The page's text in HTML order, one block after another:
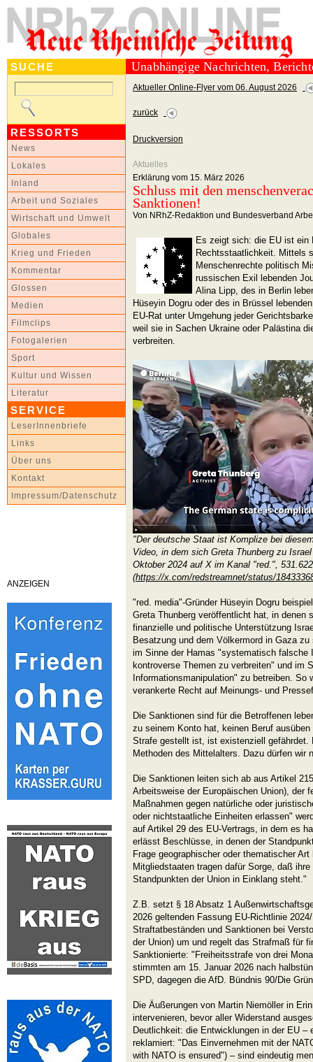
SUCHE
RESSORTS
News
Lokales
Inland
Arbeit und Soziales
Wirtschaft und Umwelt
Globales
Krieg und Frieden
Kommentar
Glossen
Medien
Filmclips
Fotogalerien
Sport
Kultur und Wissen
Literatur
SERVICE
LeserInnenbriefe
Links
Über uns
Kontakt
Impressum/Datenschutz
ANZEIGEN
Unabhängige Nachrichten,
Aktueller Online-Flyer vom 06. August 2026
zurück
Druckversion
Aktuelles
Erklärung vom 15. März 2026
Schluss mit den
Sanktionen!
Von NRhZ-Redaktion und Bundesverband
Es zeigt sich: die EU ist ein
Rechtsstaatlichkeit. Mittels
Menschenrechte politisch
russischen Exil lebenden
Alina Lipp, des in Berlin
Hüseyin Dogru oder des in Brüssel
EU-Rat unter Umgehung jeder
weil sie in Sachen Ukraine oder Palästina
verbreiten.
"Der deutsche Staat ist Komplize bei
Video, in dem sich Greta Thunberg zu
Oktober 2024 auf X im Kanal "red.",
(https://x.com/redstreamnet/status/
"red. media"-Gründer Hüseyin Dogru
Greta Thunberg veröffentlicht hat, in denen
finanzielle und politische Unterstützung
Besatzung und dem Völkermord in Gaza
im Sinne der Hamas "systematisch falsche
kontroverse Themen zu verbreiten" und im
Informationsmanipulation" zu betreiben. So
verankerte Recht auf Meinungs- und
Die Sanktionen sind für die Betroffenen
zu seinem Konto hat, keinen Beruf
Strafe gestellt ist, ist existenziell gefährdet.
Methoden des Mittelalters. Dazu dürfen wir
Die Sanktionen leiten sich ab aus Artikel
Arbeitsweise der Europäischen Union), der
Maßnahmen gegen natürliche oder
oder nichtstaatliche Einheiten erlassen"
auf Artikel 29 des EU-Vertrags, in dem es
erlässt Beschlüsse, in denen der
Frage geographischer oder thematischer
Mitgliedstaaten tragen dafür Sorge, daß
Standpunkten der Union in Einklang steht."
Z.B. setzt § 18 Absatz 1
2026 geltenden Fassung EU-Richtlinie
Straftatbeständen und Sanktionen bei
der Union) um und regelt das Strafmaß für
Sanktionierte: "Freiheitsstrafe von drei
stimmten am 15. Januar 2026 nach
SPD, dagegen die AfD. Bündnis 90/Die
Die Äußerungen von Martin Niemöller in
intervenieren, bevor aller Widerstand
Deutlichkeit: die Entwicklungen in der EU –
reklamiert: "Das Einvernehmen mit der
with NATO is ensured") – sind eindeutig